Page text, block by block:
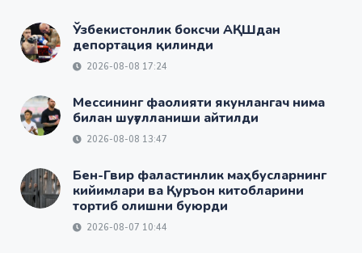
Ўзбекистонлик боксчи АҚШдан
депортация қилинди
2026-08-08 17:24
Мессининг фаолияти якунлангач нима
билан шуғулланиши айтилди
2026-08-08 13:47
Бен-Гвир фаластинлик маҳбусларнинг
кийимлари ва Қуръон китобларини
тортиб олишни буюрди
2026-08-07 10:44